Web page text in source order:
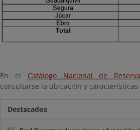
En el Catálogo Nacional de
consultarse la ubicación y características
Destacados